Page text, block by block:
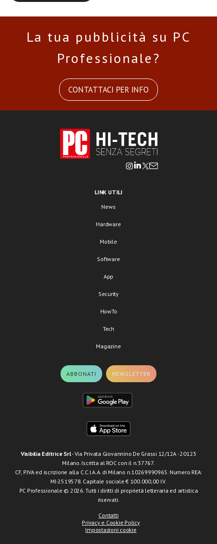
La tua pubblicità su PC
Professionale?
CONTATTACI PER INFO
LINK UTILI
News
Hardware
Mobile
Software
App
Security
HowTo
Tech
Magazine
ABBONATI NEWSLETTER
Visibilia Editrice Srl- Via Privata Giovannino De Grassi 12/12A - 20123
Milano. Iscritta al ROC con il n.37767.
CF, P.IVA ed iscrizione alla C.C.I.A.A. di Milano n.10269990965. Numero REA:
MI-2519578. Capitale sociale € 100.000,00 I.V.
PC Professionale © 2026. Tutti i diritti di proprietà letteraria ed artistica
riservati.
Contatti
Privacy e Cookie Policy
Impostazioni cookie